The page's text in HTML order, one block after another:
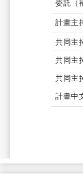
委託（
計畫主
共同主
共同主
共同主
計畫中